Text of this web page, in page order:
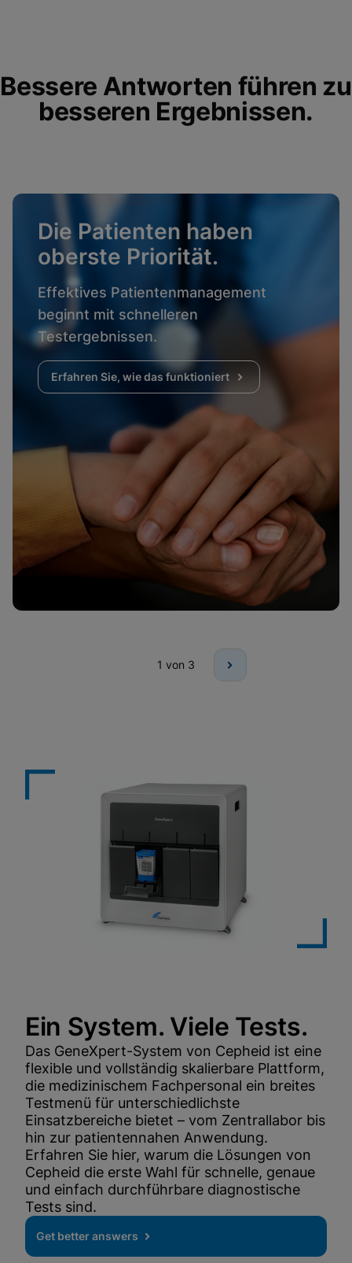
Bessere Antworten führen zu
besseren Ergebnissen.
Die Patienten haben
oberste Priorität.
Effektives Patientenmanagement
beginnt mit schnelleren
Testergebnissen.
Erfahren Sie, wie das funktioniert
1 von 3
Ein System. Viele Tests.
Das GeneXpert-System von Cepheid ist eine
flexible und vollständig skalierbare Plattform,
die medizinischem Fachpersonal ein breites
Testmenü für unterschiedlichste
Einsatzbereiche bietet – vom Zentrallabor bis
hin zur patientennahen Anwendung.
Erfahren Sie hier, warum die Lösungen von
Cepheid die erste Wahl für schnelle, genaue
und einfach durchführbare diagnostische
Tests sind.
Get better answers